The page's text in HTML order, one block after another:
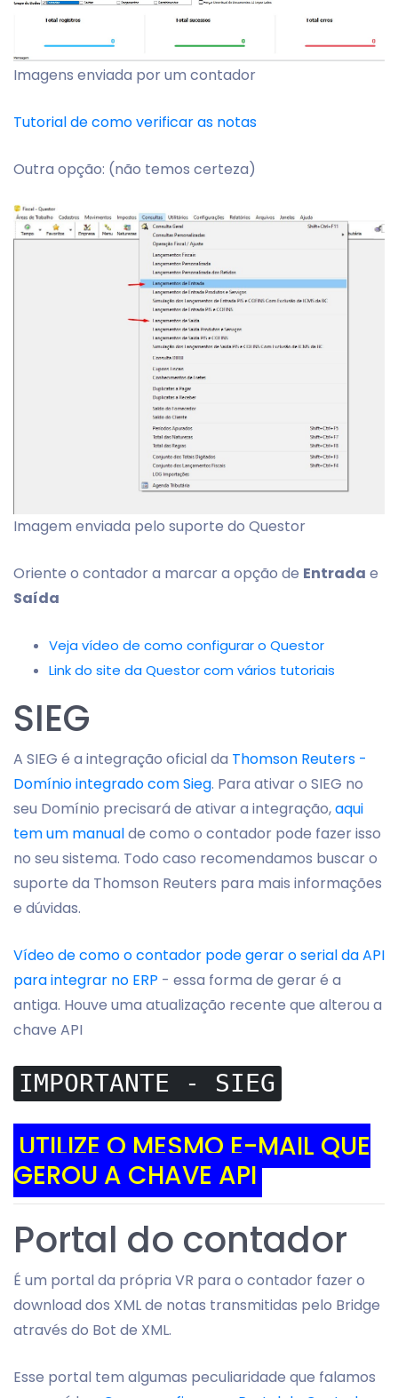
Imagens enviada por um contador
Tutorial de como verificar as notas
Outra opção: (não temos certeza)
Imagem enviada pelo suporte do Questor
Oriente o contador a marcar a opção de Entrada e
Saída
Veja vídeo de como configurar o Questor
Link do site da Questor com vários tutoriais
SIEG
A SIEG é a integração oficial da Thomson Reuters -
Domínio integrado com Sieg. Para ativar o SIEG no
seu Domínio precisará de ativar a integração,aqui
tem um manualde como o contador pode fazer isso
no seu sistema. Todo caso recomendamos buscar o
suporte da Thomson Reuters para mais informações
e dúvidas.
Vídeo de como o contador pode gerar o serial da API
para integrar no ERP - essa forma de gerar é a
antiga. Houve uma atualização recente que alterou a
chave API
IMPORTANTE - SIEG
UTILIZE O MESMO E-MAIL QUE
GEROU A CHAVE API
Portal do contador
É um portal da própria VR para o contador fazer o
download dos XML de notas transmitidas pelo Bridge
através do Bot de XML.
Esse portal tem algumas peculiaridade que falamos